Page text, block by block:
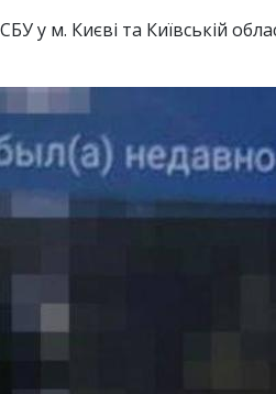
у м. Києві та Київській